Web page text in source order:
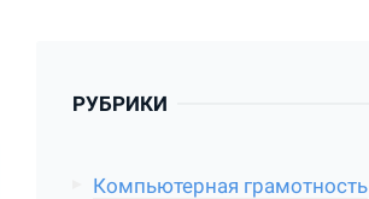
РУБРИКИ
Компьютерная грамотность